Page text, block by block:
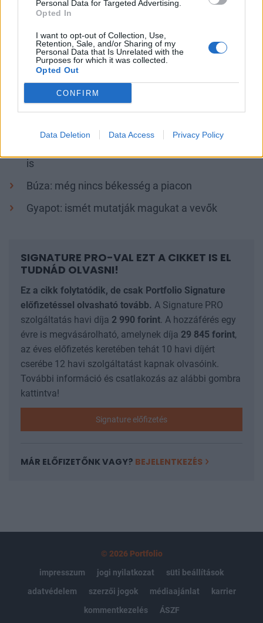
Personal Data for Targeted Advertising.
Opted In
I want to opt-out of Collection, Use,
Retention, Sale, and/or Sharing of my
Personal Data that Is Unrelated with the
Purposes for which it was collected.
Opted Out
CONFIRM
Data Deletion Data Access Privacy Policy
itt éves szinten egy főre számítva akár 10 kg
könnyebb elviselni a hidegebb, szürkés időjárást is.
A növekedés azonban már érthető módon nem
ezeken a piacokon történik, hanem
Erről szól még a cikk:
is
Búza: még nincs békesség a piacon
Gyapot: ismét mutatják magukat a vevők
SIGNATURE PRO-VAL EZT A CIKKET IS EL
TUDNÁD OLVASNI!
Ez a cikk folytatódik, de csak Portfolio Signature
előfizetéssel olvasható tovább. A Signature PRO
szolgáltatás havi díja 2 990 forint. A hozzáférés egy
évre is megvásárolható, amelynek díja 29 845 forint,
az éves előfizetés keretében tehát 10 havi díjért
cserébe 12 havi szolgáltatást kapnak olvasóink.
További információ és csatlakozás az alábbi gombra
kattintva!
Signature előfizetés
MÁR ELŐFIZETŐNK VAGY? BEJELENTKEZÉS
© 2026 Portfolio
impresszum
jogi nyilatkozat
süti beállítások
adatvédelem
szerzői jogok médiaajánlat
karrier
kommentkezelés
ÁSZF